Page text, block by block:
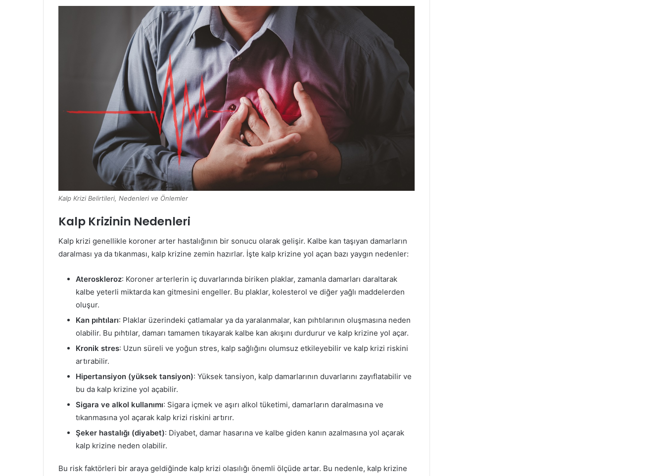
Kalp Krizi Belirtileri, Nedenleri ve Önlemler
Kalp Krizinin Nedenleri
Kalp krizi genellikle koroner arter hastalığının bir sonucu olarak gelişir. Kalbe kan taşıyan damarların
daralması ya da tıkanması, kalp krizine zemin hazırlar. İşte kalp krizine yol açan bazı yaygın nedenler:
Ateroskleroz: Koroner arterlerin iç duvarlarında biriken plaklar, zamanla damarları daraltarak
kalbe yeterli miktarda kan gitmesini engeller. Bu plaklar, kolesterol ve diğer yağlı maddelerden
oluşur.
Kan pıhtıları: Plaklar üzerindeki çatlamalar ya da yaralanmalar, kan pıhtılarının oluşmasına neden
olabilir. Bu pıhtılar, damarı tamamen tıkayarak kalbe kan akışını durdurur ve kalp krizine yol açar.
Kronik stres: Uzun süreli ve yoğun stres, kalp sağlığını olumsuz etkileyebilir ve kalp krizi riskini
artırabilir.
Hipertansiyon (yüksek tansiyon): Yüksek tansiyon, kalp damarlarının duvarlarını zayıflatabilir ve
bu da kalp krizine yol açabilir.
Sigara ve alkol kullanımı: Sigara içmek ve aşırı alkol tüketimi, damarların daralmasına ve
tıkanmasına yol açarak kalp krizi riskini artırır.
Şeker hastalığı (diyabet): Diyabet, damar hasarına ve kalbe giden kanın azalmasına yol açarak
kalp krizine neden olabilir.
Bu risk faktörleri bir araya geldiğinde kalp krizi olasılığı önemli ölçüde artar. Bu nedenle, kalp krizine